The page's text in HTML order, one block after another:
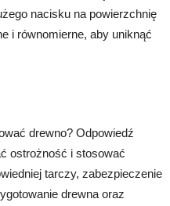
nacisku na powierzchnię
i równomierne, aby uniknąć
drewno? Odpowiedź
ostrożność i stosować
tarczy, zabezpieczenie
drewna oraz